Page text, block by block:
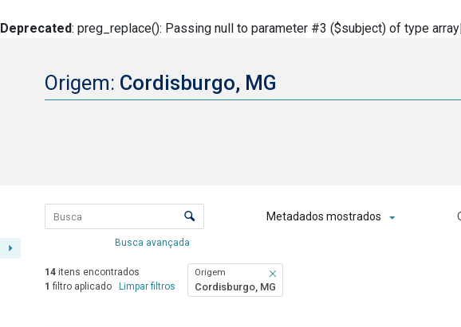
Deprecated: preg_replace(): Passing null to parameter #3 ($subject) of type
Origem: Cordisburgo, MG
Lista de itens
Controle de ordenação e visualização
Busca avançada
Metadados mostrados
14 itens encontrados
1 filtro aplicado Limpar filtros
Origem
Cordisburgo, MG